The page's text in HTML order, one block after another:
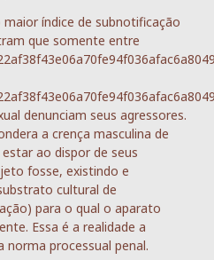
índice de subnotificação
que somente entre
denunciam seus agressores.
a crença masculina de
ao dispor de seus
fosse, existindo e
cultural de
para o qual o aparato
Essa é a realidade a
processual penal.